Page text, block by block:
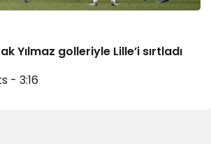
Yılmaz golleriyle Lille’i sırtladı
- 3:16